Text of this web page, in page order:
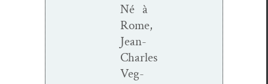
Né à
Rome,
Jean-
Charles
Veg­